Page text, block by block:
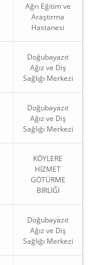
Ağrı Eğitim ve
Araştırma
Hastanesi
Doğubayazıt
Ağız ve Diş
Sağlığı Merkezi
Doğubayazıt
Ağız ve Diş
Sağlığı Merkezi
KÖYLERE
HİZMET
GÖTÜRME
BİRLİĞİ
Doğubayazıt
Ağız ve Diş
Sağlığı Merkezi